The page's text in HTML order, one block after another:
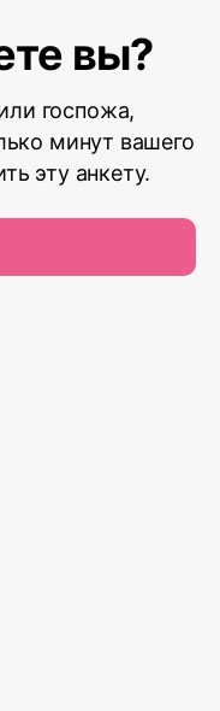
вы?
госпожа,
минут вашего
эту анкету.